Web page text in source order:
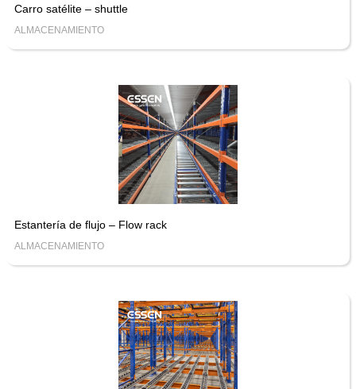
Carro satélite – shuttle
ALMACENAMIENTO
Estantería de flujo – Flow rack
ALMACENAMIENTO